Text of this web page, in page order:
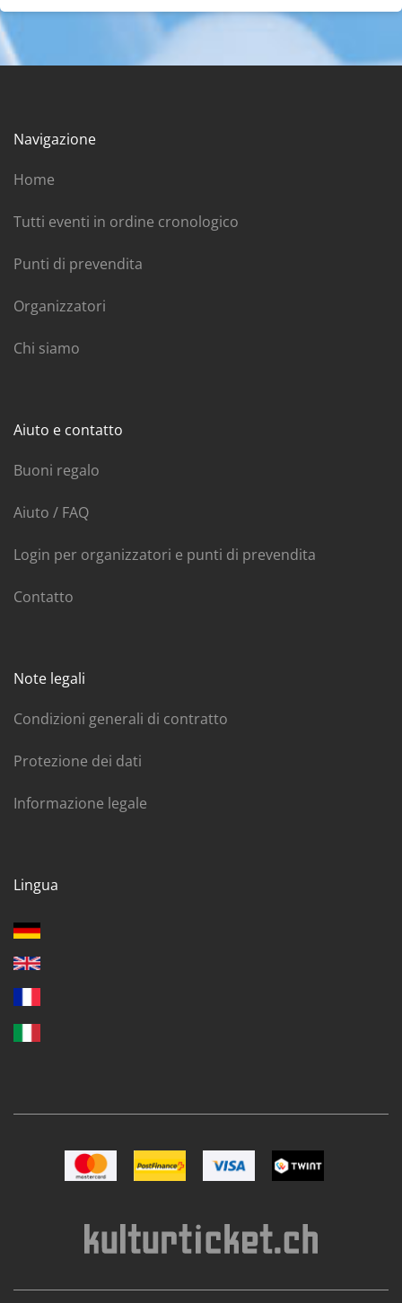
Navigazione
Home
Tutti eventi in ordine cronologico
Punti di prevendita
Organizzatori
Chi siamo
Aiuto e contatto
Buoni regalo
Aiuto / FAQ
Login per organizzatori e punti di prevendita
Contatto
Note legali
Condizioni generali di contratto
Protezione dei dati
Informazione legale
Lingua
Immagine Mastercard
Immagine Postfinance
Immagine VISAImmagine TWINT